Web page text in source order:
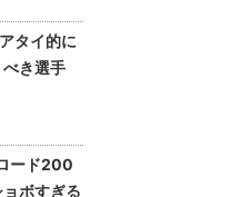
タイ的に
き選手
ード200
ボすぎる